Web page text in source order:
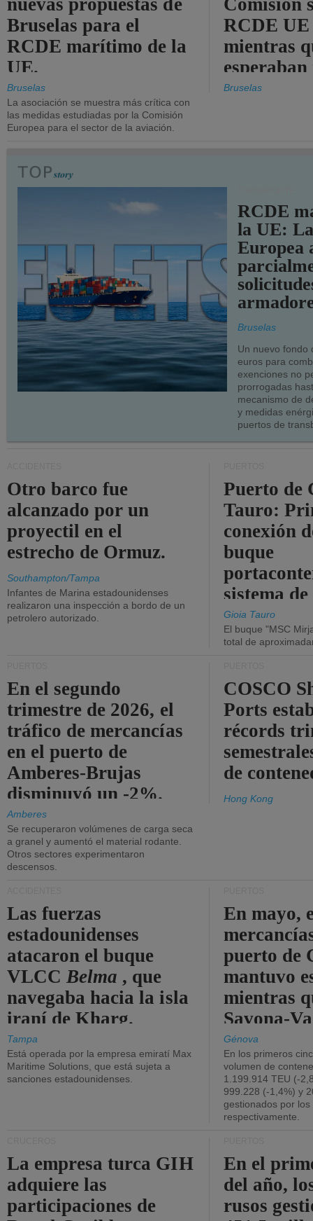
nuevas propuestas de
Bruselas para el
RCDE marítimo de la
UE.
Bruselas
La asociación se muestra más crítica con
las medidas estudiadas por la Comisión
Europea para el sector de la aviación.
Comisión
RCDE
mientras
más
Bruselas
RCDE
la UE:
Europea
Bruselas
Un nuevo fondo
euros para
exenciones no
prorrogadas
mecanismo de
y medidas
puertos de
Otro barco fue
alcanzado por un
proyectil en el
estrecho de Ormuz.
Southampton/Tampa
Infantes de Marina estadounidenses
realizaron una inspección a bordo de un
petrolero autorizado.
Puerto de
Tauro:
conexión
buque
sistema
la red
Gioia Tauro
El buque "MSC
total de
En el segundo
trimestre de 2026, el
tráfico de mercancías
en el puerto de
Amberes-Brujas
disminuyó un -2%.
Amberes
Se recuperaron volúmenes de carga seca
a granel y aumentó el material rodante.
Otros sectores experimentaron
descensos.
COSCO
Ports
récords
de
Hong Kong
Las fuerzas
estadounidenses
atacaron el buque
VLCCBelma , que
navegaba hacia la isla
iraní de Kharg.
Tampa
Está operada por la empresa emiratí Max
Maritime Solutions, que está sujeta a
sanciones estadounidenses.
En mayo,
puerto de
mantuvo
mientras
Savona-
Génova
En los primeros
volumen de
1.199.914 TEU (-
999.228 (-1,4%) y
gestionados por
respectivamente.
La empresa turca GIH
adquiere las
participaciones de
En el
del año,
rusos